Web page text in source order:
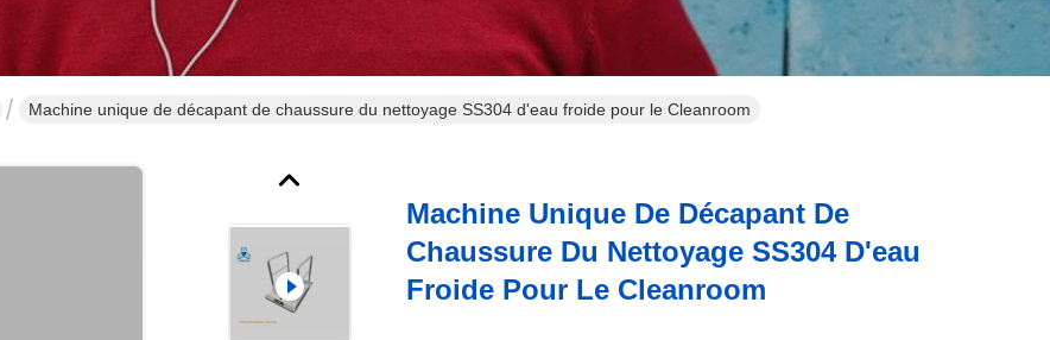
Machine unique de décapant de chaussure du nettoyage SS304 d'eau froide pour le Cleanroom
Machine Unique De Décapant De
Chaussure Du Nettoyage SS304 D'eau
Froide Pour Le Cleanroom